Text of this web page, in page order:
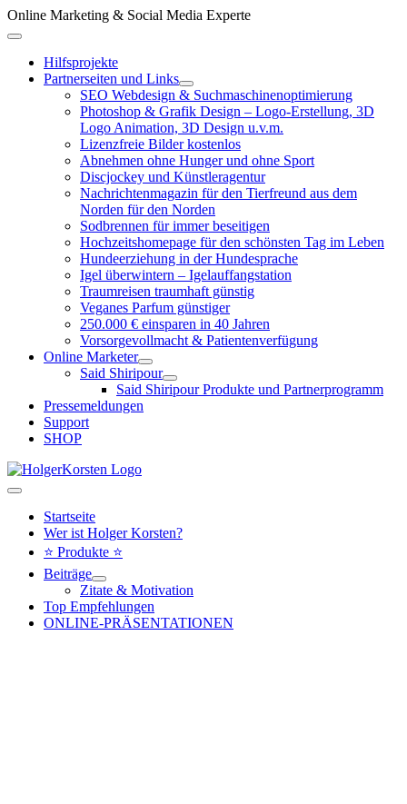
Zum
Inhalt
Online Marketing & Social Media Experte
Above
HeaderHilfsprojekte
Partnerseiten und Links
SEO Webdesign & Suchmaschinenoptimierung
Photoshop & Grafik Design – Logo-Erstellung, 3D
Logo Animation, 3D Design u.v.m.
Lizenzfreie Bilder kostenlos
Abnehmen ohne Hunger und ohne Sport
Discjockey und Künstleragentur
Nachrichtenmagazin für den Tierfreund aus dem
Norden für den Norden
Sodbrennen für immer beseitigen
Hochzeitshomepage für den schönsten Tag im Leben
Hundeerziehung in der Hundesprache
Igel überwintern – Igelauffangstation
Traumreisen traumhaft günstig
Veganes Parfum günstiger
250.000 € einsparen in 40 Jahren
Vorsorgevollmacht & Patientenverfügung
Online Marketer
Said Shiripour
Said Shiripour Produkte und Partnerprogramm
Pressemeldungen
Support
SHOP
Hauptmenü
Startseite
Wer ist Holger Korsten?
⭐ Produkte ⭐
Beiträge
Zitate & Motivation
Top Empfehlungen
ONLINE-PRÄSENTATIONEN